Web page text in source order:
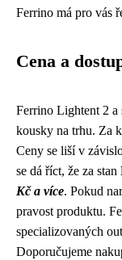
Ferrino má pro vás
Cena a
Ferrino Lightent 2 a
kousky na trhu. Za
Ceny se liší v
se dá říct, že za stan
Kč a více. Pokud
pravost produktu.
specializovaných
Doporučujeme